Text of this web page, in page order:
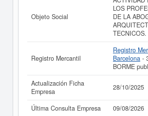
resultados disponibles.
La última actualización del informe de
realizado el 28/10/2025.
Objeto Social
LOS
DE LA
TECNICOS.
Registro Mercantil
Registro
Barcelona -
BORME
Actualización Ficha
Empresa
28/10/2025
Última Consulta Empresa
09/08/2026